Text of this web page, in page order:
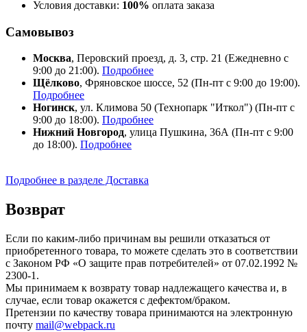
Условия доставки: 100% оплата заказа
Самовывоз
Москва, Перовский проезд, д. 3, стр. 21 (Ежедневно с
9:00 до 21:00). Подробнее
Щёлково, Фряновское шоссе, 52 (Пн-пт с 9:00 до 19:00).
Подробнее
Ногинск, ул. Климова 50 (​Технопарк "Иткол") (Пн-пт с
9:00 до 18:00). Подробнее
Нижний Новгород, улица Пушкина, 36А (Пн-пт с 9:00
до 18:00). Подробнее
Подробнее в разделе Доставка
Возврат
Если по каким-либо причинам вы решили отказаться от
приобретенного товара, то можете сделать это в соответствии
с Законом РФ «О защите прав потребителей» от 07.02.1992 №
2300-1.
Мы принимаем к возврату товар надлежащего качества и, в
случае, если товар окажется с дефектом/браком.
Претензии по качеству товара принимаются на электронную
почту mail@webpack.ru